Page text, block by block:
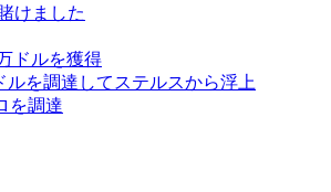
けました
ドルを獲得
ルを調達してステルスから浮上
を調達